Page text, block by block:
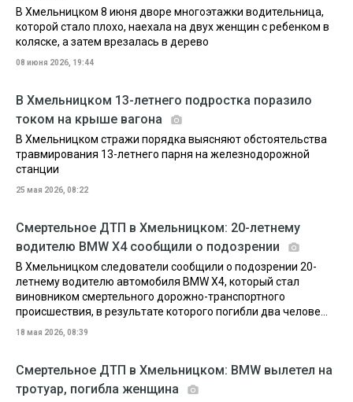
В Хмельницком 8 июня дворе многоэтажки водительница,
которой стало плохо, наехала на двух женщин с ребенком в
коляске, а затем врезалась в дерево
08 июня 2026, 19:44
В Хмельницком 13-летнего подростка поразило
током на крыше вагона
В Хмельницком стражи порядка выясняют обстоятельства
травмирования 13-летнего парня на железнодорожной
станции
25 мая 2026, 08:22
Смертельное ДТП в Хмельницком: 20-летнему
водителю BMW X4 сообщили о подозрении
В Хмельницком следователи сообщили о подозрении 20-
летнему водителю автомобиля BMW X4, который стал
виновником смертельного дорожно-транспортного
происшествия, в результате которого погибли два челове...
18 мая 2026, 08:39
Смертельное ДТП в Хмельницком: BMW вылетел на
тротуар, погибла женщина